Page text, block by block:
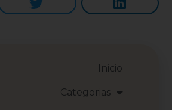
Inicio
Categorias